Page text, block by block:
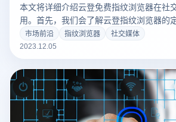
本文将详细介绍云登免费指纹浏览器在社
用。首先，我们会了解云登指纹浏览器的
将介绍社交媒体营销的基本知识，包括社
策略。最后，我们将总结云登指纹浏览器
应用并探讨其未来发展方向。
市场前沿 指纹浏览器
社交媒体
2023.12.05